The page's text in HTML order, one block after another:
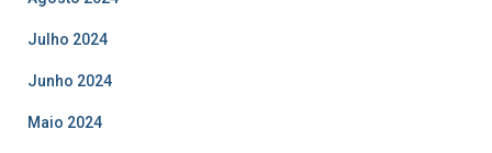
Julho 2024
Junho 2024
Maio 2024